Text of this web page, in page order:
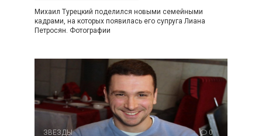
Михаил Турецкий поделился новыми семейными
кадрами, на которых появилась его супруга Лиана
Петросян. Фотографии
ЗВЕЗДЫ 0